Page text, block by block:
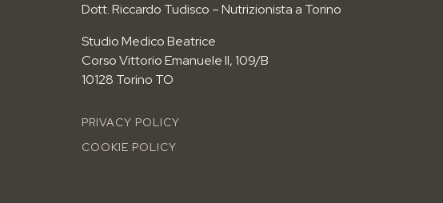
Dott. Riccardo Tudisco – Nutrizionista a Torino
Studio Medico Beatrice
Corso Vittorio Emanuele II, 109/B
10128 Torino TO
PRIVACY POLICY
COOKIE POLICY